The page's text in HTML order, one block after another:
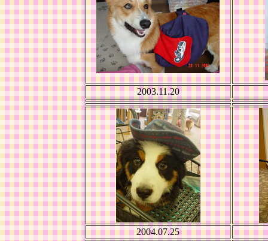
2003.11.20
2004.07.25